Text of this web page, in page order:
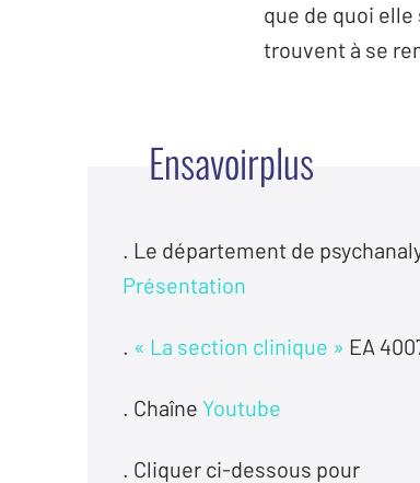
que de quoi
trouvent à se
Ensavoirplus
. Le département de
Présentation
. « La section clinique » EA
. Chaîne Youtube
. Cliquer ci-dessous pour